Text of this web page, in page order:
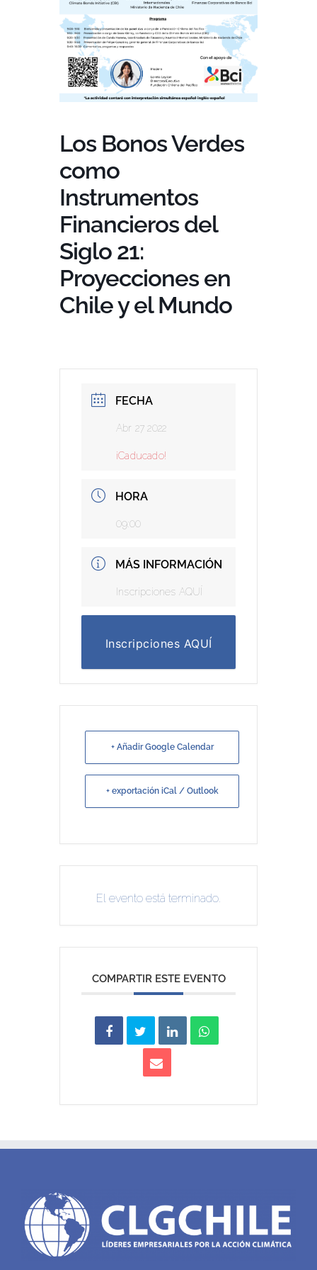
Los Bonos Verdes
como
Instrumentos
Financieros del
Siglo 21:
Proyecciones en
Chile y el Mundo
FECHA
Abr 27 2022
¡Caducado!
HORA
09:00
MÁS INFORMACIÓN
Inscripciones AQUÍ
Inscripciones AQUÍ
+ Añadir Google Calendar
+ exportación iCal / Outlook
El evento está terminado.
COMPARTIR ESTE EVENTO